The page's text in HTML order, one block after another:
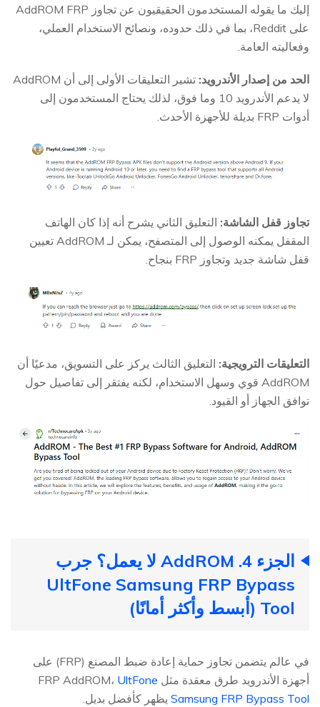
إليك ما يقوله المستخدمون الحقيقيون عن تجاوز AddROM FRP
على Reddit، بما في ذلك حدوده، ونصائح الاستخدام العملي،
وفعاليته العامة.
الحد من إصدار الأندرويد:
تشير التعليقات الأولى إلى أن AddROM
لا يدعم الأندرويد 10 وما فوق، لذلك يحتاج المستخدمون إلى
أدوات FRP بديلة للأجهزة الأحدث.
تجاوز قفل الشاشة: التعليق الثاني يشرح أنه إذا كان الهاتف
المقفل يمكنه الوصول إلى المتصفح، يمكن لـ AddROM تعيين
قفل شاشة جديد وتجاوز FRP بنجاح.
التعليقات الترويجية: التعليق الثالث يركز على التسويق، مدعيًا أن
AddROM قوي وسهل الاستخدام، لكنه يفتقر إلى تفاصيل حول
توافق الجهاز أو القيود.
الجزء 4. AddROM لا يعمل؟ جرب
UltFone Samsung FRP Bypass
Tool (أبسط وأكثر أمانًا)
في عالم يتضمن تجاوز حماية إعادة ضبط المصنع (FRP) على
أجهزة الأندرويد طرق معقدة مثل FRP AddROM، UltFone
Samsung FRP Bypass Tool يظهر كأفضل بديل.